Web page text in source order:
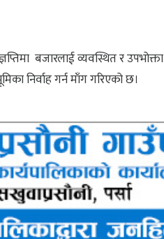
बजारलाई व्यवस्थित र
निर्वाह गर्न माँग गरिएको छ।